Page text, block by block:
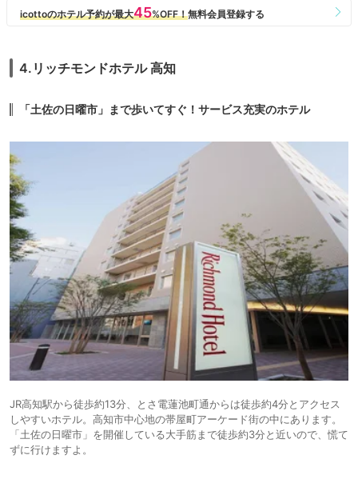
4.リッチモンドホテル 高知
「土佐の日曜市」まで歩いてすぐ！サービス充実のホテル
JR高知駅から徒歩約13分、とさ電蓮池町通からは徒歩約4分とアクセス
しやすいホテル。高知市中心地の帯屋町アーケード街の中にあります。
「土佐の日曜市」を開催している大手筋まで徒歩約3分と近いので、慌て
ずに行けますよ。